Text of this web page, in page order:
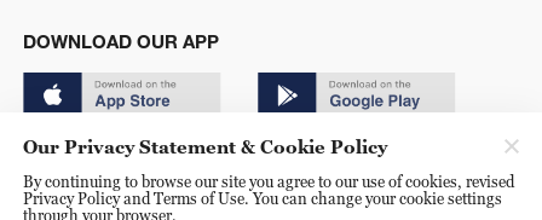
DOWNLOAD OUR APP
Our Privacy Statement & Cookie Policy
By continuing to browse our site you agree to our use of cookies, revised
Privacy Policy and Terms of Use. You can change your cookie settings
through your browser.